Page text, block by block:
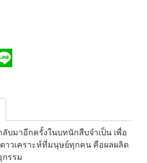
บมาอีกครั้งในบทนักสืบจำเป็น เพื่อ
าวเคราะห์ที่มนุษย์ทุกคน คือผลผลิต
รรม